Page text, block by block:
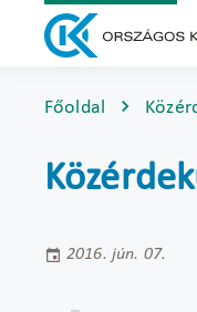
Főoldal
2016. jún. 07.